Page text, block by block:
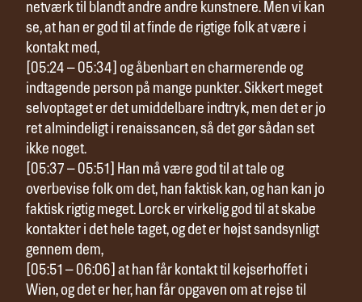
netværk til blandt andre andre kunstnere. Men vi kan
se, at han er god til at finde de rigtige folk at være i
kontakt med,
[05:24 – 05:34] og åbenbart en charmerende og
indtagende person på mange punkter. Sikkert meget
selvoptaget er det umiddelbare indtryk, men det er jo
ret almindeligt i renaissancen, så det gør sådan set
ikke noget.
[05:37 – 05:51] Han må være god til at tale og
overbevise folk om det, han faktisk kan, og han kan jo
faktisk rigtig meget. Lorck er virkelig god til at skabe
kontakter i det hele taget, og det er højst sandsynligt
gennem dem,
[05:51 – 06:06] at han får kontakt til kejserhoffet i
Wien, og det er her, han får opgaven om at rejse til